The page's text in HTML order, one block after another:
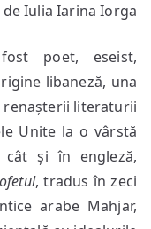
Iulia Iarina Iorga
poet, eseist,
libaneză, una
renașterii literaturii
Unite la o vârstă
și în engleză,
, tradus în zeci
arabe Mahjar,